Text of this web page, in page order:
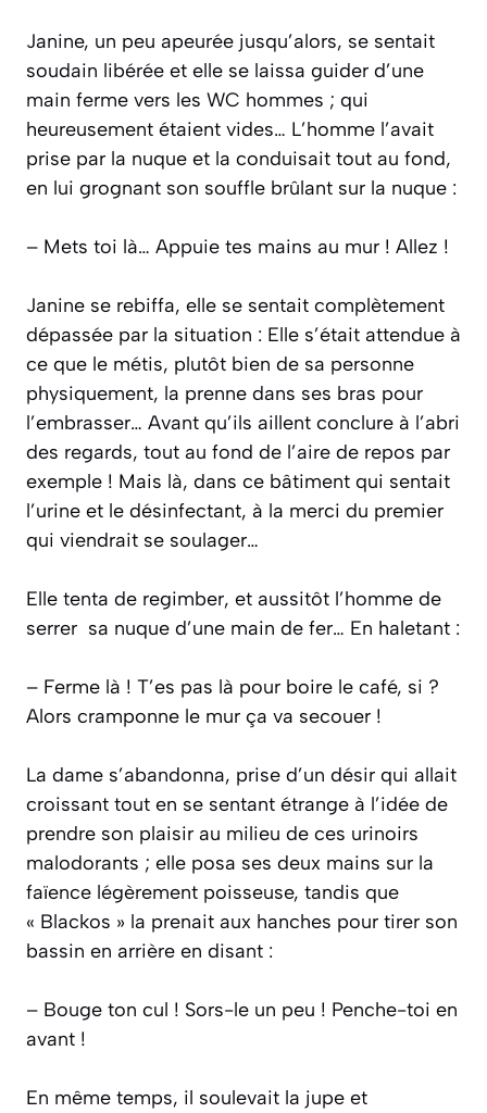
Janine, un peu apeurée jusqu’alors, se sentait
soudain libérée et elle se laissa guider d’une
main ferme vers les WC hommes ; qui
heureusement étaient vides… L’homme l’avait
prise par la nuque et la conduisait tout au fond,
en lui grognant son souffle brûlant sur la nuque :
– Mets toi là… Appuie tes mains au mur ! Allez !
Janine se rebiffa, elle se sentait complètement
dépassée par la situation : Elle s’était attendue à
ce que le métis, plutôt bien de sa personne
physiquement, la prenne dans ses bras pour
l’embrasser… Avant qu’ils aillent conclure à l’abri
des regards, tout au fond de l’aire de repos par
exemple ! Mais là, dans ce bâtiment qui sentait
l’urine et le désinfectant, à la merci du premier
qui viendrait se soulager…
Elle tenta de regimber, et aussitôt l’homme de
serrer sa nuque d’une main de fer… En haletant :
– Ferme là ! T’es pas là pour boire le café, si ?
Alors cramponne le mur ça va secouer !
La dame s’abandonna, prise d’un désir qui allait
croissant tout en se sentant étrange à l’idée de
prendre son plaisir au milieu de ces urinoirs
malodorants ; elle posa ses deux mains sur la
faïence légèrement poisseuse, tandis que
« Blackos » la prenait aux hanches pour tirer son
bassin en arrière en disant :
– Bouge ton cul ! Sors-le un peu ! Penche-toi en
avant !
En même temps, il soulevait la jupe et